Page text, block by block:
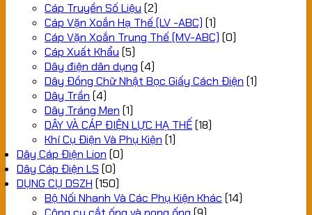
Cáp Truyền Số Liệu (2)
Cáp Vặn Xoắn Hạ Thế (LV -ABC) (1)
Cáp Vặn Xoắn Trung Thế (MV-ABC) (0)
Cáp Xuất Khẩu (5)
Dây điện dân dụng (4)
Dây Đồng Chữ Nhật Bọc Giấy Cách Điện (1)
Dây Trần (4)
Dây Tráng Men (1)
DÂY VÀ CÁP ĐIỆN LỰC HẠ THẾ(18)
Khí Cụ Điện Và Phụ Kiện (1)
Dây Cáp Điện Lion (0)
Dây Cáp Điện LS (0)
DỤNG CỤ DSZH (150)
Bộ Nối Nhanh Và Các Phụ Kiện Khác (14)